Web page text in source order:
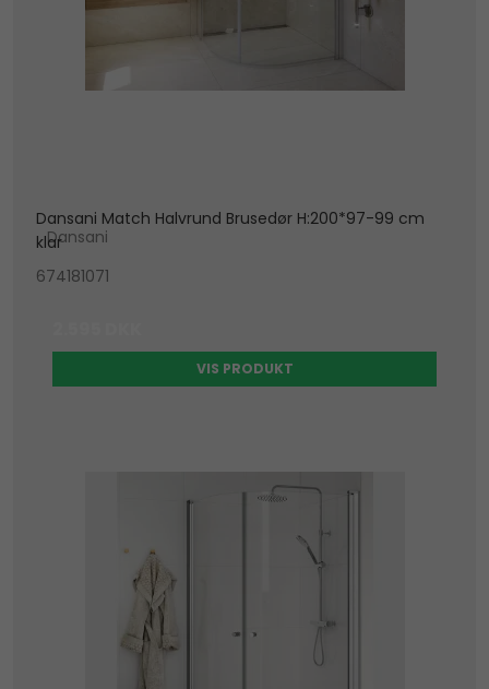
Dansani Match Halvrund Brusedør H:200*97-99 cm
klarDansani
674181071
VIS PRODUKT